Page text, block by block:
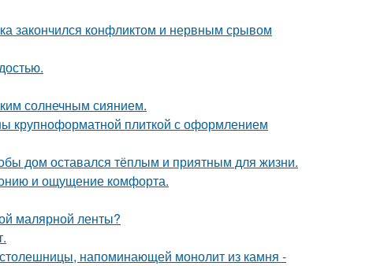
закончился конфликтом и нервным срывом
солнечным сиянием.
крупноформатной плиткой с оформлением
дом оставался тёплым и приятным для жизни.
и ощущение комфорта.
малярной ленты?
напоминающей монолит из камня -